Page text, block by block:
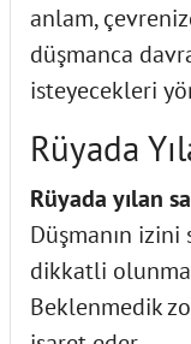
anlam,
düşmanca
isteyecekleri
Rüyada
Rüyada yılan
Düşmanın
dikkatli
Beklenmedik